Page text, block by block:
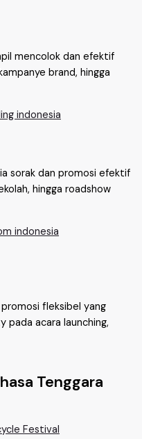
mencolok dan efektif
brand, hingga
sorak dan promosi efektif
hingga roadshow
fleksibel yang
pada acara launching,
Tenggara